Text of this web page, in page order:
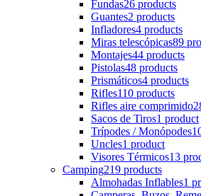
Fundas26 products
Guantes2 products
Infladores4 products
Miras telescópicas89
Montajes44 products
Pistolas48 products
Prismáticos4 products
Rifles110 products
Rifles aire comprimido
Sacos de Tiros1 product
Trípodes / Monópodes
Uncles1 product
Visores Térmicos13
Camping219 products
Almohadas Inflables1